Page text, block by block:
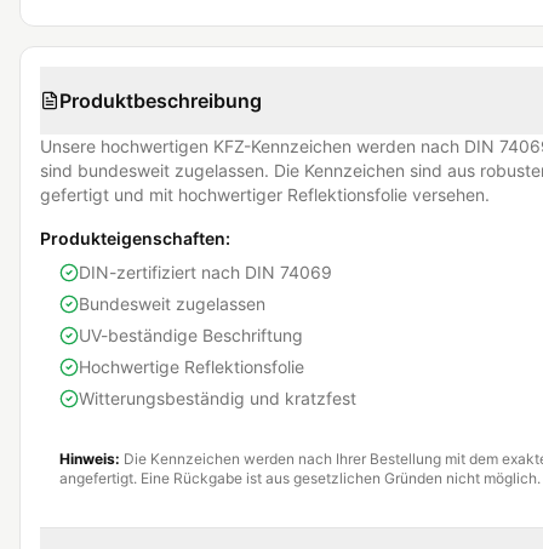
Produktbeschreibung
Unsere hochwertigen KFZ-Kennzeichen werden nach DIN
sind bundesweit zugelassen. Die Kennzeichen sind aus
gefertigt und mit hochwertiger Reflektionsfolie versehen.
Produkteigenschaften:
DIN-zertifiziert nach DIN 74069
Bundesweit zugelassen
UV-beständige Beschriftung
Hochwertige Reflektionsfolie
Witterungsbeständig und kratzfest
Hinweis: Die Kennzeichen werden nach Ihrer Bestellung mit dem
angefertigt. Eine Rückgabe ist aus gesetzlichen Gründen nicht möglich.